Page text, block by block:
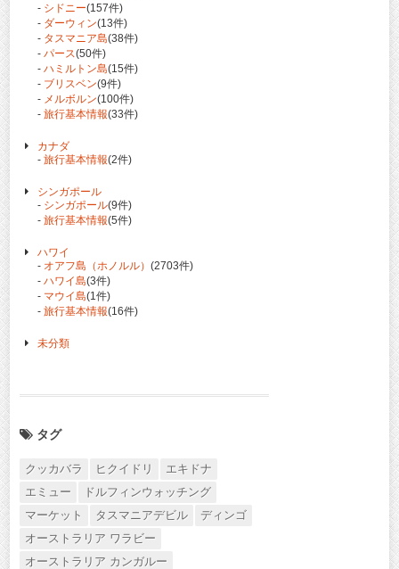
- シドニー(157件)
- ダーウィン(13件)
- タスマニア島(38件)
- パース(50件)
- ハミルトン島(15件)
- ブリスベン(9件)
- メルボルン(100件)
- 旅行基本情報(33件)
カナダ
- 旅行基本情報(2件)
シンガポール
- シンガポール(9件)
- 旅行基本情報(5件)
ハワイ
- オアフ島（ホノルル） (2703件)
- ハワイ島(3件)
- マウイ島(1件)
- 旅行基本情報(16件)
未分類
タグ
クッカバラ ヒクイドリ
エキドナ
エミュー
ドルフィンウォッチング
マーケット
タスマニアデビル
ディンゴ
オーストラリア ワラビー
オーストラリア カンガルー